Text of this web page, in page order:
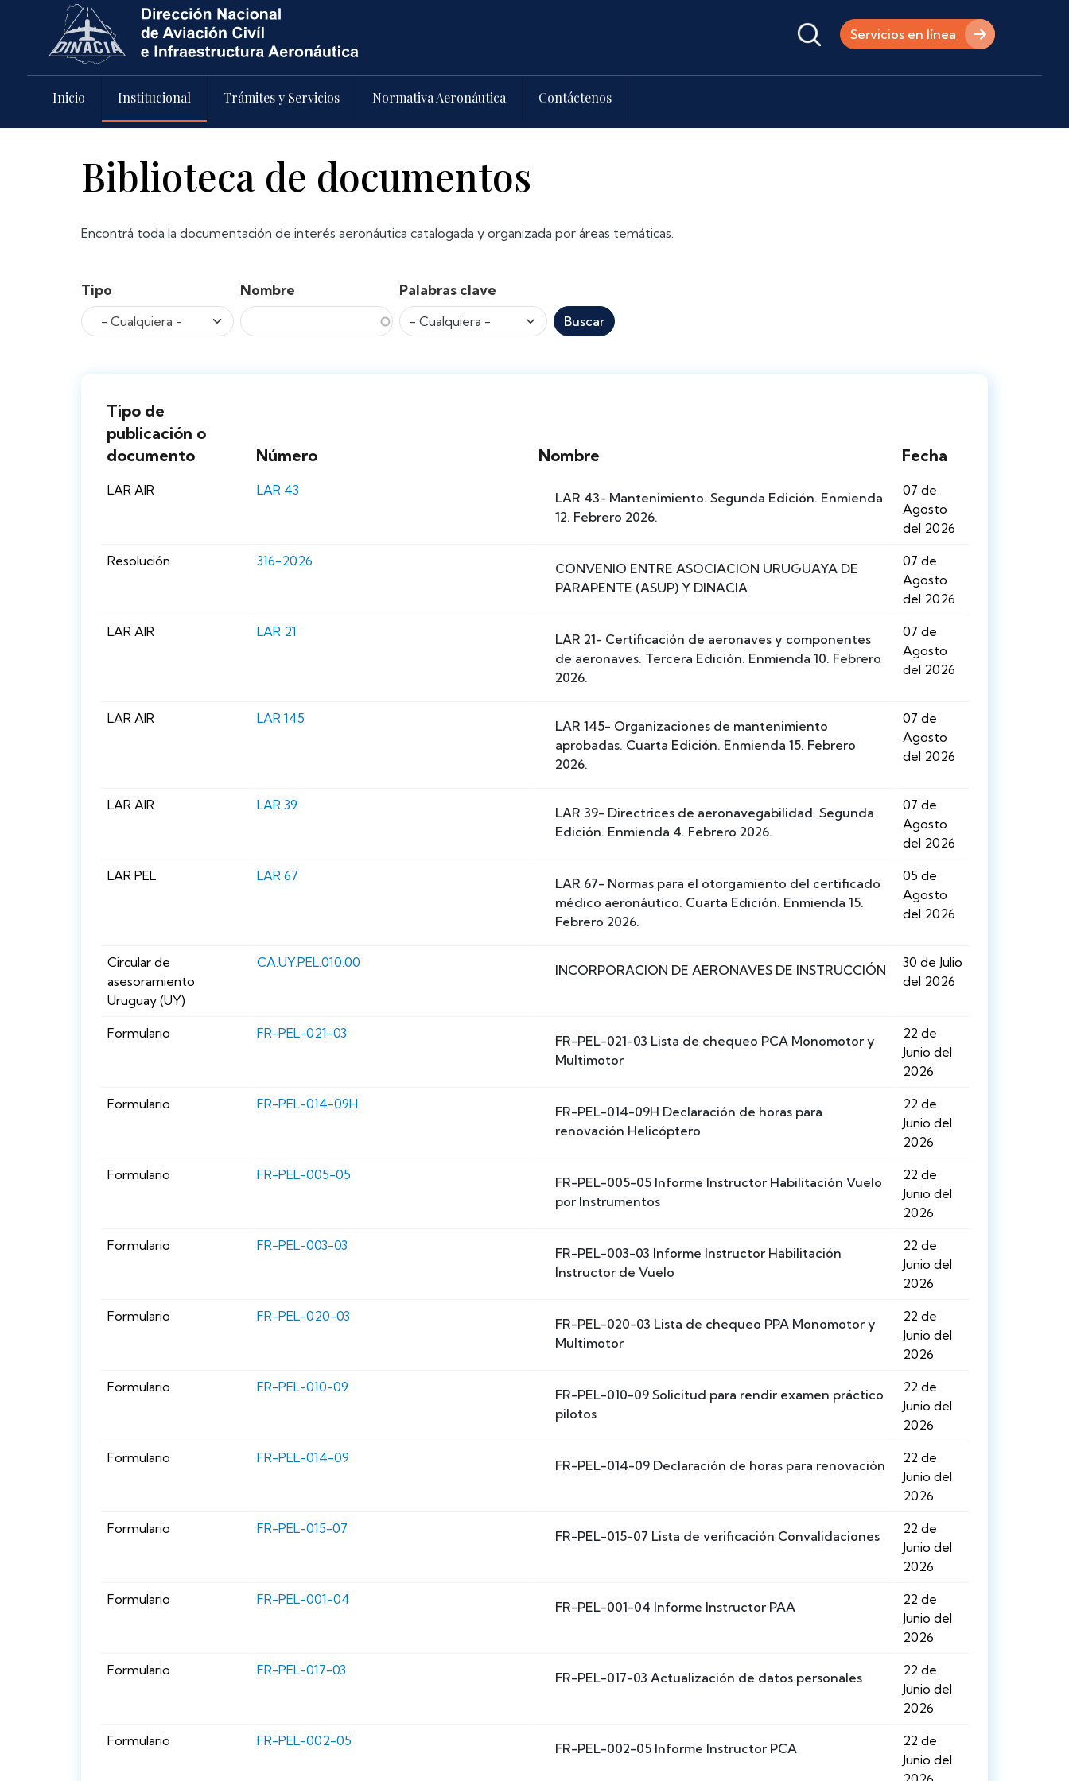
Pasar al contenido principal
Servicios en línea
Inicio Institucional Trámites y Servicios Normativa Aeronáutica Contáctenos
Biblioteca de documentos
Encontrá toda la documentación de interés aeronáutica catalogada y organizada por áreas temáticas.
Tipo
- Cualquiera -
Nombre Palabras clave
Buscar
Tipo de
publicación o
documento
Número Nombre Fecha
LAR AIR LAR 43
LAR 43- Mantenimiento. Segunda Edición. Enmienda
12. Febrero 2026.
07 de
Agosto
del 2026
Resolución 316-2026
CONVENIO ENTRE ASOCIACION URUGUAYA DE
PARAPENTE (ASUP) Y DINACIA
07 de
Agosto
del 2026
LAR AIR LAR 21
LAR 21- Certificación de aeronaves y componentes
de aeronaves. Tercera Edición. Enmienda 10. Febrero
2026.
07 de
Agosto
del 2026
LAR AIR LAR 145
LAR 145- Organizaciones de mantenimiento
aprobadas. Cuarta Edición. Enmienda 15. Febrero
2026.
07 de
Agosto
del 2026
LAR AIR LAR 39
LAR 39- Directrices de aeronavegabilidad. Segunda
Edición. Enmienda 4. Febrero 2026.
07 de
Agosto
del 2026
LAR PEL LAR 67
LAR 67- Normas para el otorgamiento del certificado
médico aeronáutico. Cuarta Edición. Enmienda 15.
Febrero 2026.
05 de
Agosto
del 2026
Circular de
asesoramiento
Uruguay (UY)
CA.UY.PEL.010.00 INCORPORACION DE AERONAVES DE INSTRUCCIÓN
30 de Julio
del 2026
Formulario FR-PEL-021-03
FR-PEL-021-03 Lista de chequeo PCA Monomotor y
Multimotor
22 de
Junio del
2026
Formulario FR-PEL-014-09H
FR-PEL-014-09H Declaración de horas para
renovación Helicóptero
22 de
Junio del
2026
Formulario FR-PEL-005-05
FR-PEL-005-05 Informe Instructor Habilitación Vuelo
por Instrumentos
22 de
Junio del
2026
Formulario FR-PEL-003-03
FR-PEL-003-03 Informe Instructor Habilitación
Instructor de Vuelo
22 de
Junio del
2026
Formulario FR-PEL-020-03
FR-PEL-020-03 Lista de chequeo PPA Monomotor y
Multimotor
22 de
Junio del
2026
Formulario FR-PEL-010-09
FR-PEL-010-09 Solicitud para rendir examen práctico
pilotos
22 de
Junio del
2026
Formulario FR-PEL-014-09 FR-PEL-014-09 Declaración de horas para renovación
22 de
Junio del
2026
Formulario FR-PEL-015-07 FR-PEL-015-07 Lista de verificación Convalidaciones
22 de
Junio del
2026
Formulario FR-PEL-001-04 FR-PEL-001-04 Informe Instructor PAA
22 de
Junio del
2026
Formulario FR-PEL-017-03 FR-PEL-017-03 Actualización de datos personales
22 de
Junio del
2026
Formulario FR-PEL-002-05 FR-PEL-002-05 Informe Instructor PCA
22 de
Junio del